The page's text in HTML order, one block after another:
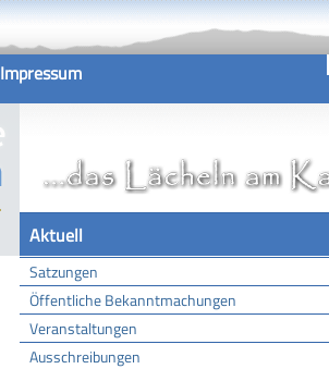
Impressum
Aktuell
Satzungen
Öffentliche Bekanntmachungen
Veranstaltungen
Ausschreibungen